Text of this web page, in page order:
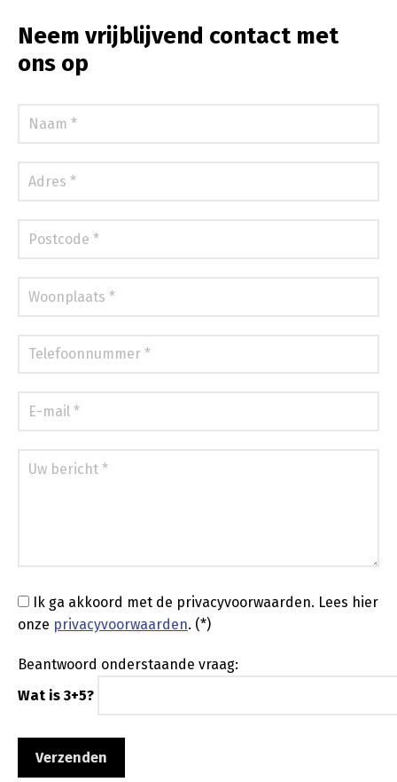
Neem vrijblijvend contact met
ons op
Ik ga akkoord met de privacyvoorwaarden. Lees hier
onze privacyvoorwaarden. (*)
Beantwoord onderstaande vraag:
Wat is 3+5?